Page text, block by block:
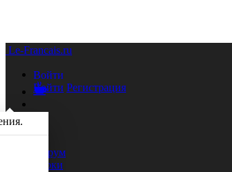
Le-Francais.ru
Войти
Войти Регистрация
Форум
Уроки